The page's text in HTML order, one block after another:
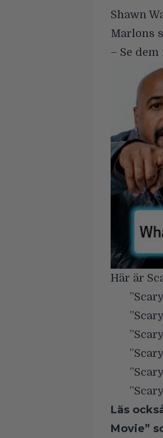
Shawn
Marlons
– Se
Här är
Läs
Movie”